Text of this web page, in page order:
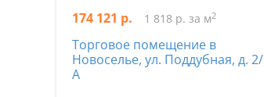
174 121 р. 1 818 р. за м2
Торговое помещение в
Новоселье, ул. Поддубная, д. 2/
А